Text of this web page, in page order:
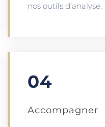
nos outils d’analyse.
04
Accompagner